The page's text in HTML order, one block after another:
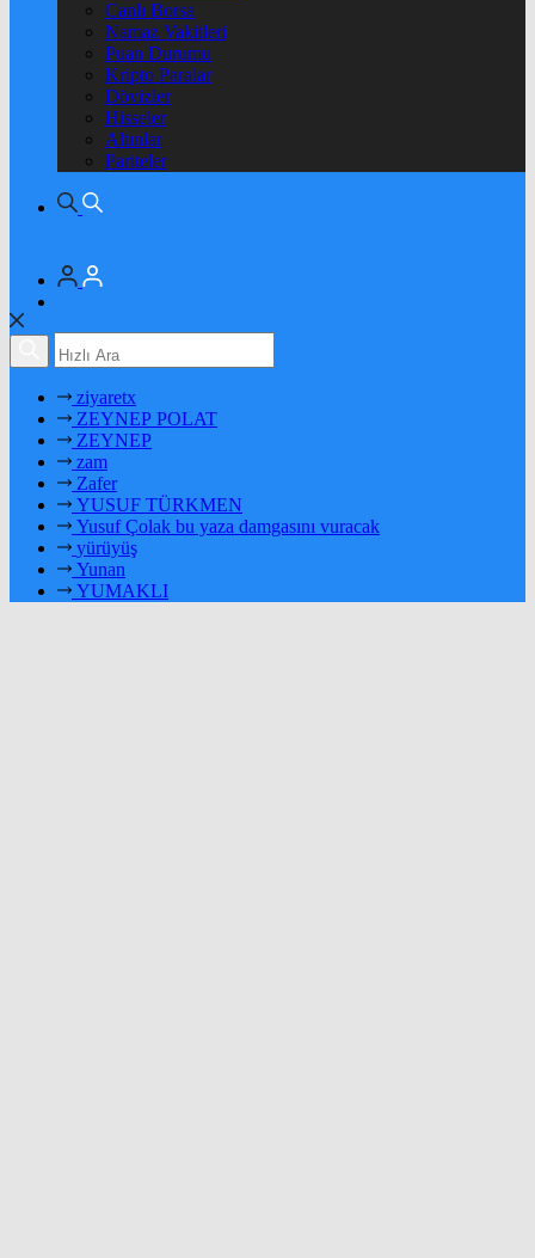
Canlı Borsa
Namaz Vakitleri
Puan Durumu
Kripto Paralar
Dövizler
Hisseler
Altınlar
Pariteler
ziyaretx
ZEYNEP POLAT
ZEYNEP
zam
Zafer
YUSUF TÜRKMEN
Yusuf Çolak bu yaza damgasını vuracak
yürüyüş
Yunan
YUMAKLI